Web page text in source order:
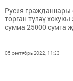
Русия гражданнары
торган түләү
сумма 25000 сумга
05 сентябрь 2022, 11:23